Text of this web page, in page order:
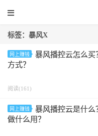
标签：暴风X
网上赚钱
暴风播控云怎么买
方式？
阅读(161)
网上赚钱
暴风播控云是什么
做什么用？